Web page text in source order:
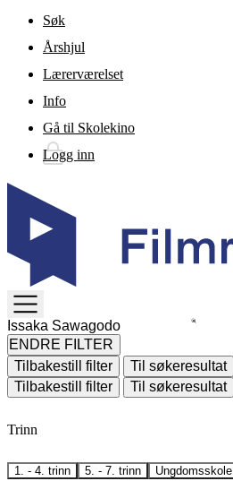
Gå til hovedinnhold
Søk
Årshjul
Lærerværelset
Info
Gå til Skolekino
Logg inn
TOGGLE
MENU
ENDRE FILTER
Tilbakestill filter
Til søkeresultat
Tilbakestill filter
Til søkeresultat
Trinn
1. - 4. trinn 5. - 7. trinn Ungdomsskole